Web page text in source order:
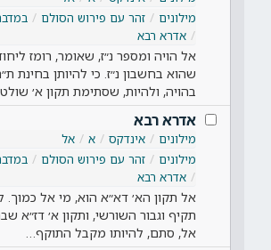
מילונים
זהר עם פירוש הסולם
אדרא רבא
אל הויה ומספר נ״ז, שאומר, רומז
שהוא בחשבון נ״ז. כי להיותן בחינת
בהויה, ולהיות, שסתימת תקון א׳
אדרא רבא
מילונים אינדקס א
אל
מילונים
זהר עם פירוש הסולם
אדרא רבא
אל תקון הא׳ דא״א הוא, מי אל כמוך.
תקיף וגבור השורשי, ותקון א׳ דז״א
אל, סתם, להיותו מקבל התוקף…